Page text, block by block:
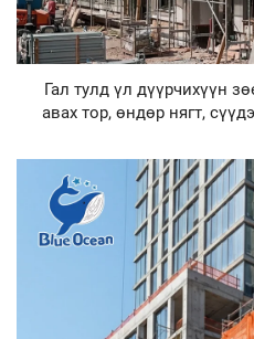
Гал тулд үл дүүрчихүүн
авах тор, өндөр нягт,